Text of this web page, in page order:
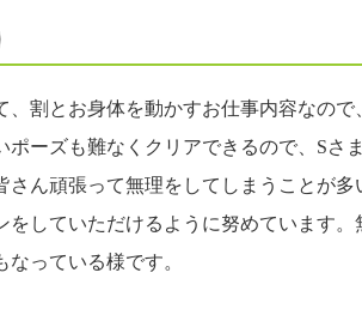
割とお身体を動かすお仕事内容なの
ーズも難なくクリアできるので、Sさ
ん頑張って無理をしてしまうことが
していただけるように努めています
っている様です。